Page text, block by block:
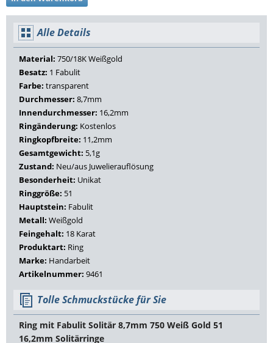
Alle Details
Material: 750/18K Weißgold
Besatz: 1 Fabulit
Farbe: transparent
Durchmesser: 8,7mm
Innendurchmesser: 16,2mm
Ringänderung: Kostenlos
Ringkopfbreite: 11,2mm
Gesamtgewicht: 5,1g
Zustand: Neu/aus Juwelierauflösung
Besonderheit: Unikat
Ringgröße: 51
Hauptstein: Fabulit
Metall: Weißgold
Feingehalt: 18 Karat
Produktart: Ring
Marke: Handarbeit
Artikelnummer: 9461
Tolle Schmuckstücke für Sie
Ring mit Fabulit Solitär 8,7mm 750 Weiß Gold 51
16,2mm Solitärringe